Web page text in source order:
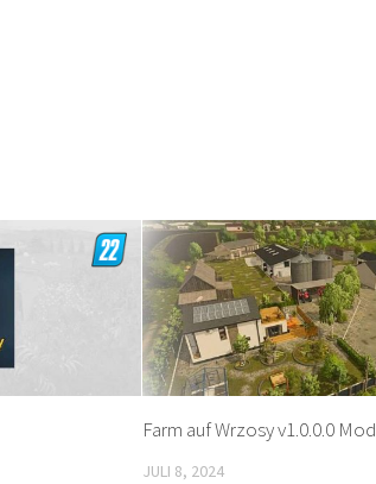
Farm auf Wrzosy v1.0.0.0 Mod
JULI 8, 2024